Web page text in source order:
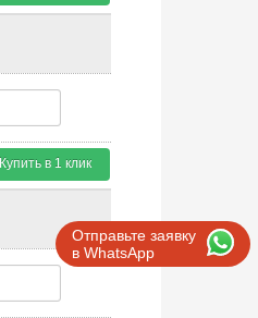
Отправьте заявку
в WhatsApp
Купить в 1 клик